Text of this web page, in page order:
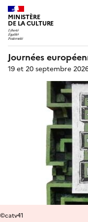
MINISTÈRE
DE LA CULTURE
Journées
19 et 20 septembre
©catv41